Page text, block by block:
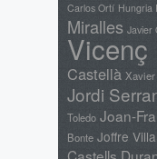
Carlos Ortí Hungria
Miralles Javier
Vicenç
Castellà Xavier
Jordi
Toledo Joan-
Bonte Joffre